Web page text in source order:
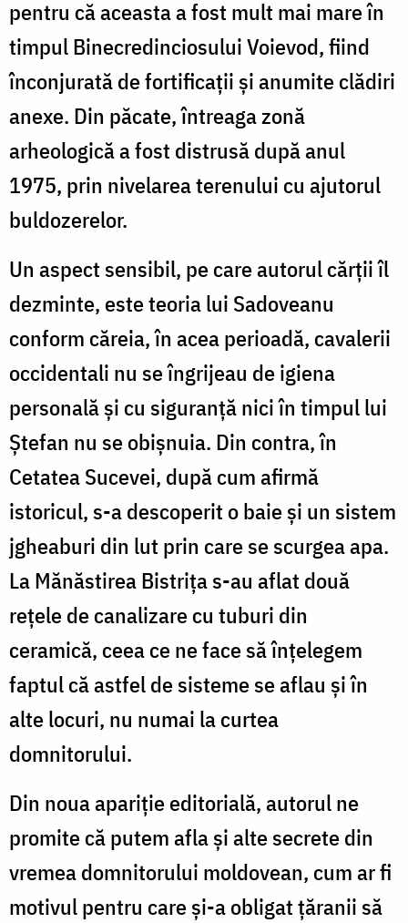
pentru că aceasta a fost mult mai mare în
timpul Binecredinciosului Voievod, fiind
înconjurată de fortificații și anumite clădiri
anexe. Din păcate, întreaga zonă
arheologică a fost distrusă după anul
1975, prin nivelarea terenului cu ajutorul
buldozerelor.
Un aspect sensibil, pe care autorul cărții îl
dezminte, este teoria lui Sadoveanu
conform căreia, în acea perioadă, cavalerii
occidentali nu se îngrijeau de igiena
personală și cu siguranță nici în timpul lui
Ștefan nu se obișnuia. Din contra, în
Cetatea Sucevei, după cum afirmă
istoricul, s-a descoperit o baie și un sistem
jgheaburi din lut prin care se scurgea apa.
La Mănăstirea Bistrița s-au aflat două
rețele de canalizare cu tuburi din
ceramică, ceea ce ne face să înțelegem
faptul că astfel de sisteme se aflau și în
alte locuri, nu numai la curtea
domnitorului.
Din noua apariție editorială, autorul ne
promite că putem afla și alte secrete din
vremea domnitorului moldovean, cum ar fi
motivul pentru care și-a obligat țăranii să